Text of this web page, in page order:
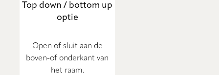
Top down / bottom up
optie
Open of sluit aan de
boven-of onderkant van
het raam.